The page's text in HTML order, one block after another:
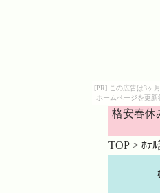
[PR] この広告は3ヶ
ホームページを更
格安春休
TOP > ﾎﾃ